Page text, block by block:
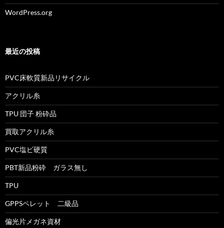
WordPress.org
最近の投稿
PVC床軟質新品リサイクル
アクリル糸
TPU 団子 粉砕品
買取アクリル糸
PVC塩ビ硬質
PBT新品粉砕 ガラス無し
TPU
GPPSペレット 二級品
偏光片メガネ資材